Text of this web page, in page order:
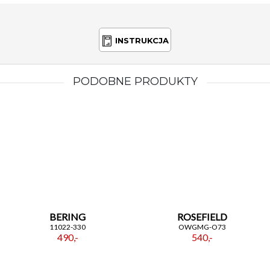
przyjemność i po prostu luksus dla zmysłów.
zegarek damski
symboluQMWMG-Q039to nie tylko narzędzie do
podkreśli i uzupełni każdą stylizację. Zostańcie
INSTRUKCJA
PODOBNE PRODUKTY
BERING
11022-330
490,-
ROSEFIELD
OWGMG-O73
540,-